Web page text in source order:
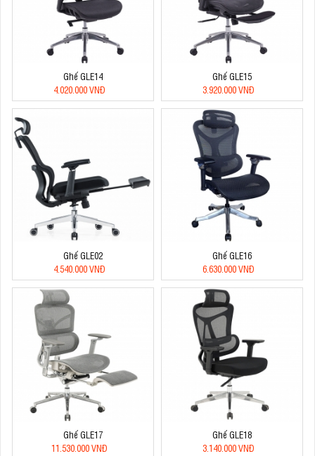
Ghế GLE14
4.020.000 VNĐ
Ghế GLE15
3.920.000 VNĐ
Ghế GLE02
4.540.000 VNĐ
Ghế GLE16
6.630.000 VNĐ
Ghế GLE17
11.530.000 VNĐ
Ghế GLE18
3.140.000 VNĐ